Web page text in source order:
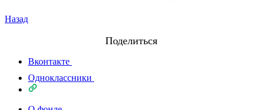
Назад
Поделиться
Вконтакте
Одноклассники